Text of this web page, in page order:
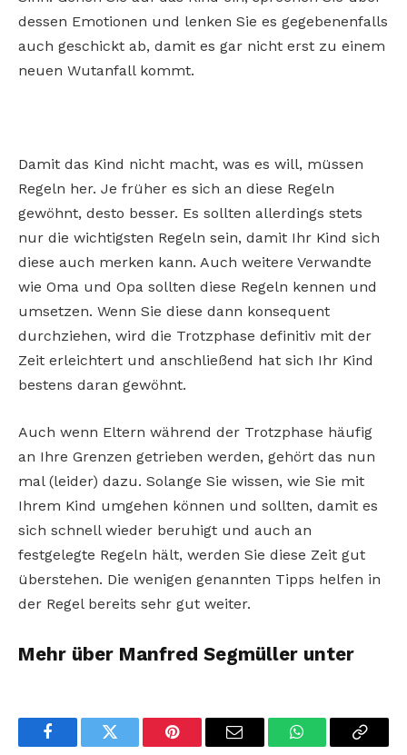
dessen Emotionen und lenken Sie es gegebenenfalls
auch geschickt ab, damit es gar nicht erst zu einem
neuen Wutanfall kommt.
Damit das Kind nicht macht, was es will, müssen
Regeln her. Je früher es sich an diese Regeln
gewöhnt, desto besser. Es sollten allerdings stets
nur die wichtigsten Regeln sein, damit Ihr Kind sich
diese auch merken kann. Auch weitere Verwandte
wie Oma und Opa sollten diese Regeln kennen und
umsetzen. Wenn Sie diese dann konsequent
durchziehen, wird die Trotzphase definitiv mit der
Zeit erleichtert und anschließend hat sich Ihr Kind
bestens daran gewöhnt.
Auch wenn Eltern während der Trotzphase häufig
an Ihre Grenzen getrieben werden, gehört das nun
mal (leider) dazu. Solange Sie wissen, wie Sie mit
Ihrem Kind umgehen können und sollten, damit es
sich schnell wieder beruhigt und auch an
festgelegte Regeln hält, werden Sie diese Zeit gut
überstehen. Die wenigen genannten Tipps helfen in
der Regel bereits sehr gut weiter.
Mehr über Manfred Segmüller unter
FacebookTwitter Pinterest Email WhatsAppCopy